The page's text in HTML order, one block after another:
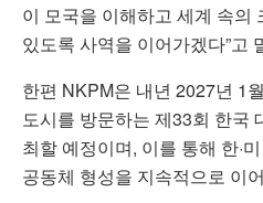
이 모국을 이해하고 세계 속의
있도록 사역을 이어가겠다”고
한편 NKPM은 내년 2027년 1
도시를 방문하는 제33회 한국
최할 예정이며, 이를 통해 한·
공동체 형성을 지속적으로 이